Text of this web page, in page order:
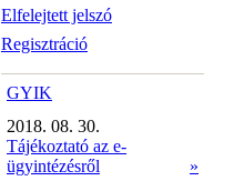
Elfelejtett jelszó
Regisztráció
GYIK
2018. 08. 30.
Tájékoztató az e-
ügyintézésről
»